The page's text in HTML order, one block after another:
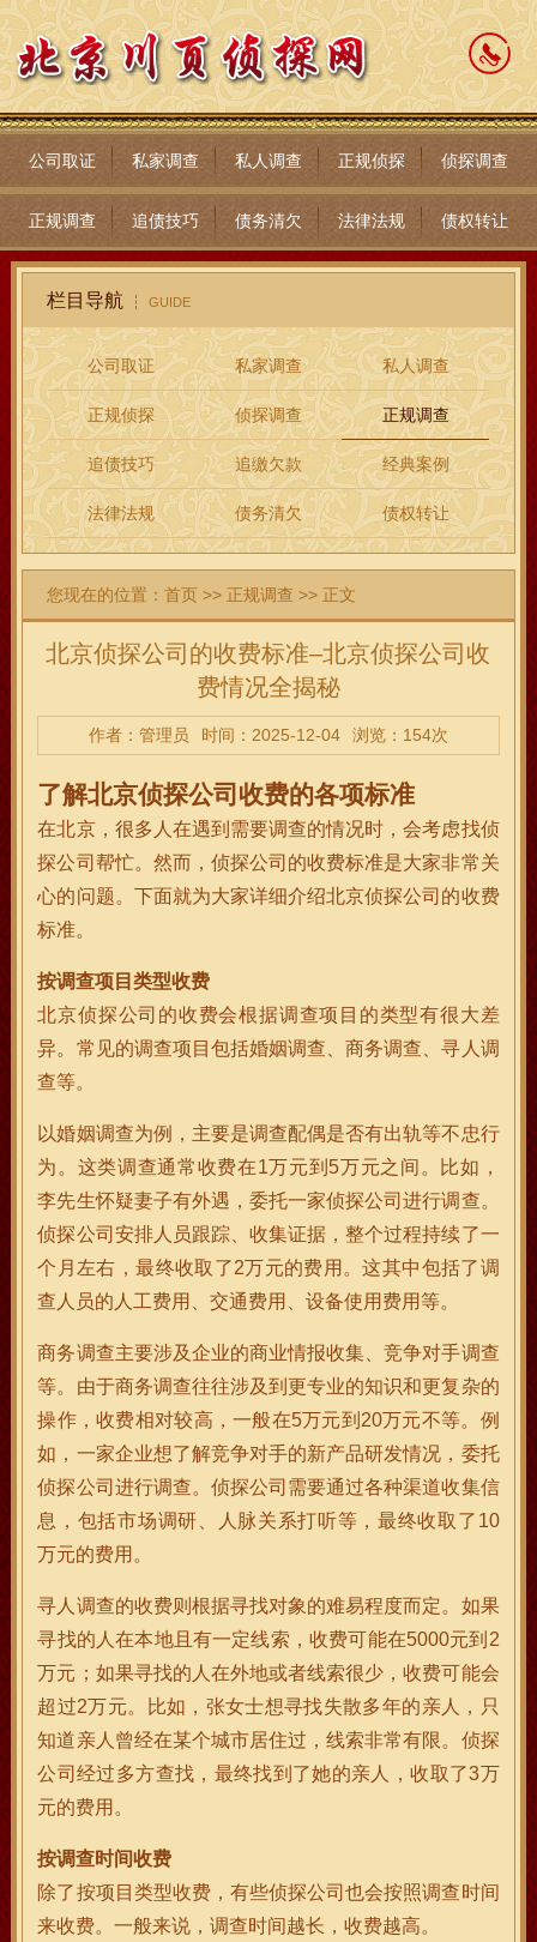
公司取证 私家调查 私人调查 正规侦探 侦探调查
正规调查 追债技巧 债务清欠 法律法规 债权转让
栏目导航 GUIDE
公司取证 私家调查 私人调查
正规侦探 侦探调查 正规调查
追债技巧 追缴欠款 经典案例
法律法规 债务清欠 债权转让
您现在的位置：首页 >> 正规调查 >> 正文
北京侦探公司的收费标准–北京侦探公司收
费情况全揭秘
作者：管理员 时间：2025-12-04 浏览：154次
了解北京侦探公司收费的各项标准
在北京，很多人在遇到需要调查的情况时，会考虑找侦
探公司帮忙。然而，侦探公司的收费标准是大家非常关
心的问题。下面就为大家详细介绍北京侦探公司的收费
标准。
按调查项目类型收费
北京侦探公司的收费会根据调查项目的类型有很大差
异。常见的调查项目包括婚姻调查、商务调查、寻人调
查等。
以婚姻调查为例，主要是调查配偶是否有出轨等不忠行
为。这类调查通常收费在1万元到5万元之间。比如，
李先生怀疑妻子有外遇，委托一家侦探公司进行调查。
侦探公司安排人员跟踪、收集证据，整个过程持续了一
个月左右，最终收取了2万元的费用。这其中包括了调
查人员的人工费用、交通费用、设备使用费用等。
商务调查主要涉及企业的商业情报收集、竞争对手调查
等。由于商务调查往往涉及到更专业的知识和更复杂的
操作，收费相对较高，一般在5万元到20万元不等。例
如，一家企业想了解竞争对手的新产品研发情况，委托
侦探公司进行调查。侦探公司需要通过各种渠道收集信
息，包括市场调研、人脉关系打听等，最终收取了10
万元的费用。
寻人调查的收费则根据寻找对象的难易程度而定。如果
寻找的人在本地且有一定线索，收费可能在5000元到2
万元；如果寻找的人在外地或者线索很少，收费可能会
超过2万元。比如，张女士想寻找失散多年的亲人，只
知道亲人曾经在某个城市居住过，线索非常有限。侦探
公司经过多方查找，最终找到了她的亲人，收取了3万
元的费用。
按调查时间收费
除了按项目类型收费，有些侦探公司也会按照调查时间
来收费。一般来说，调查时间越长，收费越高。